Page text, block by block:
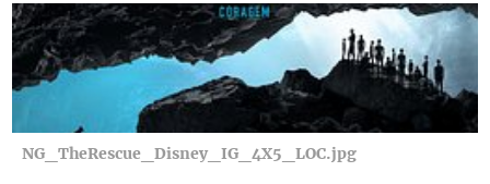
NG_TheRescue_Disney_IG_4X5_LOC.jpg